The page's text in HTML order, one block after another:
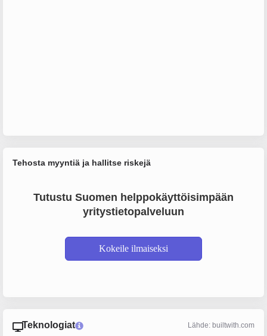
Tehosta myyntiä ja hallitse riskejä
Tutustu Suomen helppokäyttöisimpään
yritystietopalveluun
Kokeile ilmaiseksi
Teknologiat Lähde: builtwith.com